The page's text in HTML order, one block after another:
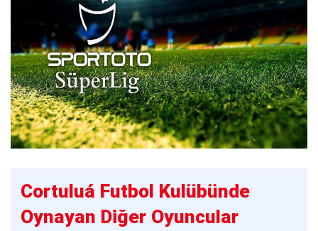
Cortuluá Futbol Kulübünde
Oynayan Diğer Oyuncular